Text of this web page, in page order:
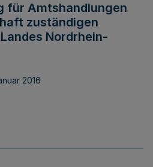
für Amtshandlungen
zuständigen
Nordrhein-
2016